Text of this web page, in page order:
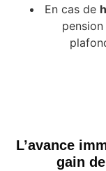
En cas de
L’avance
gain